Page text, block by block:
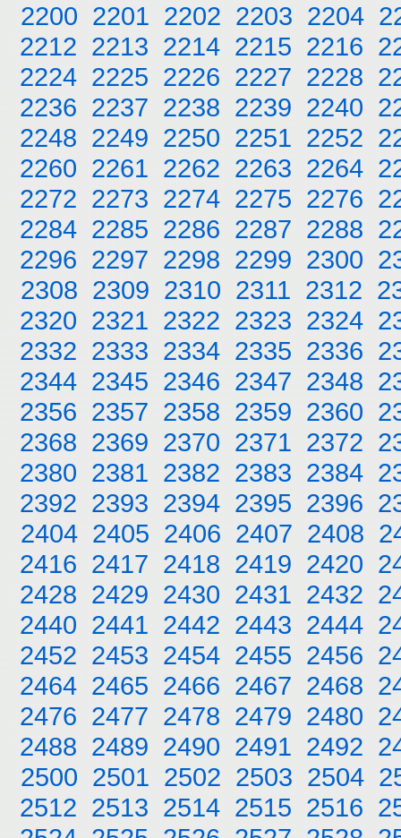
2200 2201 2202 2203 2204
2212 2213 2214 2215 2216
2224 2225 2226 2227 2228
2236 2237 2238 2239 2240
2248 2249 2250 2251 2252
2260 2261 2262 2263 2264
2272 2273 2274 2275 2276
2284 2285 2286 2287 2288
2296 2297 2298 2299 2300
2308 2309 2310 2311 2312
2320 2321 2322 2323 2324
2332 2333 2334 2335 2336
2344 2345 2346 2347 2348
2356 2357 2358 2359 2360
2368 2369 2370 2371 2372
2380 2381 2382 2383 2384
2392 2393 2394 2395 2396
2404 2405 2406 2407 2408
2416 2417 2418 2419 2420
2428 2429 2430 2431 2432
2440 2441 2442 2443 2444
2452 2453 2454 2455 2456
2464 2465 2466 2467 2468
2476 2477 2478 2479 2480
2488 2489 2490 2491 2492
2500 2501 2502 2503 2504
2512 2513 2514 2515 2516